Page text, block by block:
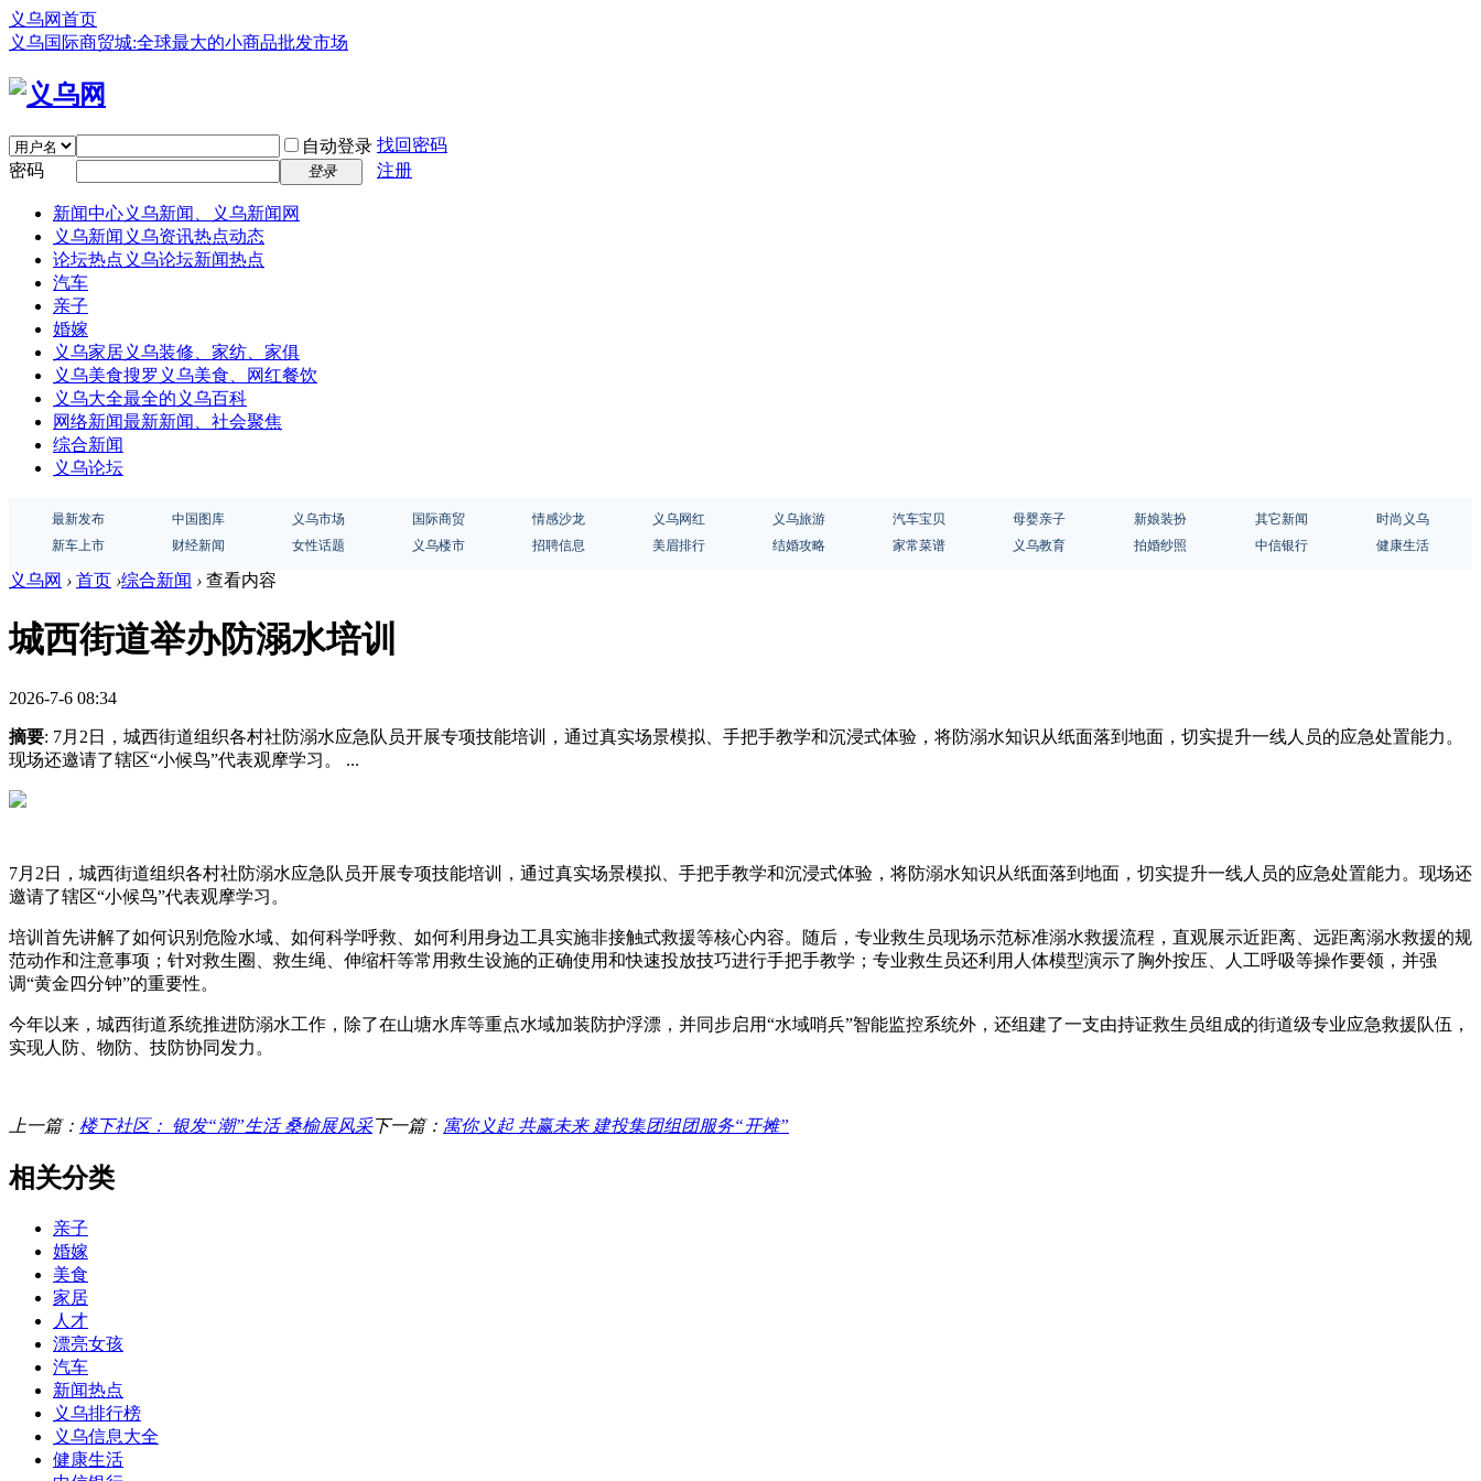
义乌网首页
义乌国际商贸城:全球最大的小商品批发市场
自动登录 找回密码
密码
登录 注册
新闻中心义乌新闻、义乌新闻网
义乌新闻 义乌资讯热点动态
论坛热点 义乌论坛新闻热点
汽车
亲子
婚嫁
义乌家居义乌装修、家纺、家俱
义乌美食搜罗义乌美食、网红餐饮
义乌大全最全的义乌百科
网络新闻最新新闻、社会聚焦
综合新闻
义乌论坛
最新发布 中国图库 义乌市场 国际商贸 情感沙龙 义乌网红 义乌旅游 汽车宝贝 母婴亲子 新娘装扮 其它新闻
时尚义乌
新车上市
财经新闻 女性话题 义乌楼市 招聘信息 美眉排行 结婚攻略 家常菜谱 义乌教育 拍婚纱照 中信银行 健康生活
义乌网 › 首页 ›综合新闻 › 查看内容
城西街道举办防溺水培训
2026-7-6 08:34
摘要: 7月2日，城西街道组织各村社防溺水应急队员开展专项技能培训，通过真实场景模拟、手把手教学和沉浸式体验，将防溺水知识从纸面落到地面，切实提升一线人员的应急处置能力。
现场还邀请了辖区“小候鸟”代表观摩学习。 ...
7月2日，城西街道组织各村社防溺水应急队员开展专项技能培训，通过真实场景模拟、手把手教学和沉浸式体验，将防溺水知识从纸面落到地面，切实提升一线人员的应急处置能力。现场还
邀请了辖区“小候鸟”代表观摩学习。
培训首先讲解了如何识别危险水域、如何科学呼救、如何利用身边工具实施非接触式救援等核心内容。随后，专业救生员现场示范标准溺水救援流程，直观展示近距离、远距离溺水救援的规
范动作和注意事项；针对救生圈、救生绳、伸缩杆等常用救生设施的正确使用和快速投放技巧进行手把手教学；专业救生员还利用人体模型演示了胸外按压、人工呼吸等操作要领，并强
调“黄金四分钟”的重要性。
今年以来，城西街道系统推进防溺水工作，除了在山塘水库等重点水域加装防护浮漂，并同步启用“水域哨兵”智能监控系统外，还组建了一支由持证救生员组成的街道级专业应急救援队伍，
实现人防、物防、技防协同发力。
上一篇： 楼下社区： 银发“潮”生活 桑榆展风采下一篇： 寓你义起 共赢未来 建投集团组团服务“开摊”
相关分类
亲子
婚嫁
美食
家居
人才
漂亮女孩
汽车
新闻热点
义乌排行榜
义乌信息大全
健康生活